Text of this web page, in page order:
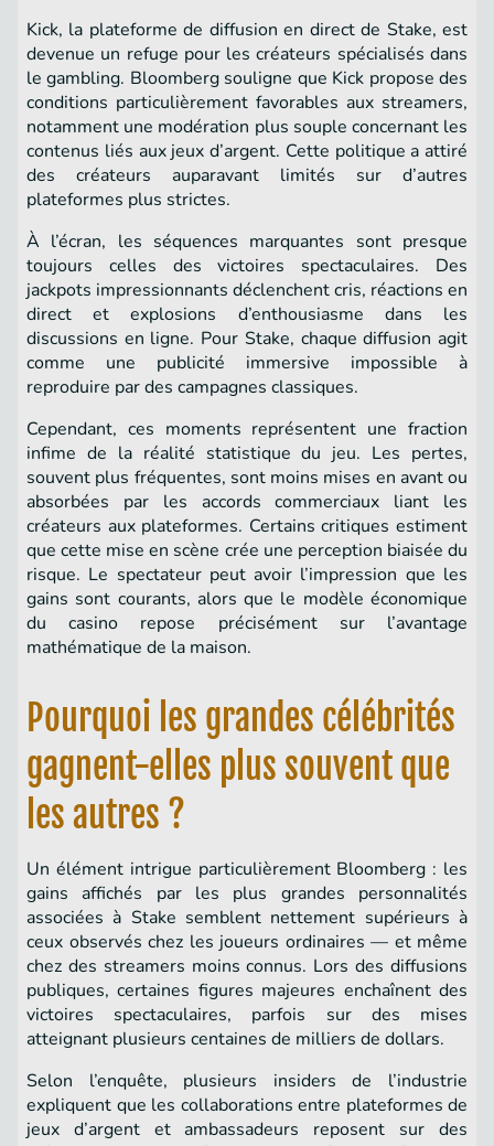
Kick, la plateforme de diffusion en direct de Stake, est
devenue un refuge pour les créateurs spécialisés dans
le gambling. Bloomberg souligne que Kick propose des
conditions particulièrement favorables aux streamers,
notamment une modération plus souple concernant les
contenus liés aux jeux d’argent. Cette politique a attiré
des créateurs auparavant limités sur d’autres
plateformes plus strictes.
À l’écran, les séquences marquantes sont presque
toujours celles des victoires spectaculaires. Des
jackpots impressionnants déclenchent cris, réactions en
direct et explosions d’enthousiasme dans les
discussions en ligne. Pour Stake, chaque diffusion agit
comme une publicité immersive impossible à
reproduire par des campagnes classiques.
Cependant, ces moments représentent une fraction
infime de la réalité statistique du jeu. Les pertes,
souvent plus fréquentes, sont moins mises en avant ou
absorbées par les accords commerciaux liant les
créateurs aux plateformes. Certains critiques estiment
que cette mise en scène crée une perception biaisée du
risque. Le spectateur peut avoir l’impression que les
gains sont courants, alors que le modèle économique
du casino repose précisément sur l’avantage
mathématique de la maison.
Pourquoi les grandes célébrités
gagnent-elles plus souvent que
les autres ?
Un élément intrigue particulièrement Bloomberg : les
gains affichés par les plus grandes personnalités
associées à Stake semblent nettement supérieurs à
ceux observés chez les joueurs ordinaires — et même
chez des streamers moins connus. Lors des diffusions
publiques, certaines figures majeures enchaînent des
victoires spectaculaires, parfois sur des mises
atteignant plusieurs centaines de milliers de dollars.
Selon l’enquête, plusieurs insiders de l’industrie
expliquent que les collaborations entre plateformes de
jeux d’argent et ambassadeurs reposent sur des